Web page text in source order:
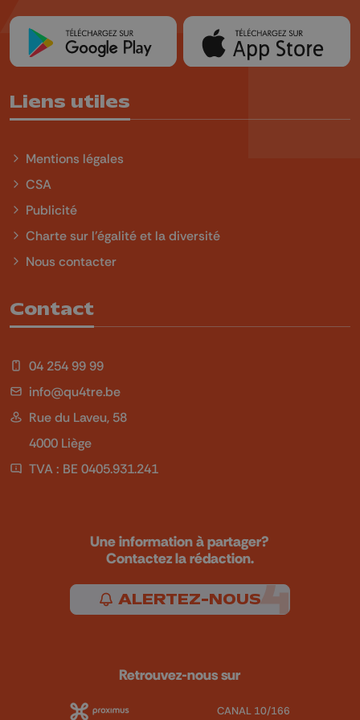
Liens utiles
Mentions légales
CSA
Publicité
Charte sur l'égalité et la diversité
Nous contacter
Contact
04 254 99 99
info@qu4tre.be
Rue du Laveu, 58
4000 Liège
TVA : BE 0405.931.241
Une information à partager?
Contactez la rédaction.
ALERTEZ-NOUS
Retrouvez-nous sur
CANAL 10/166